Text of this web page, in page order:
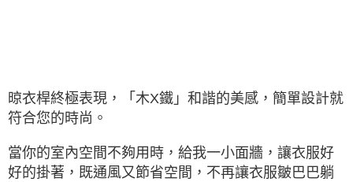
晾衣桿終極表現，「木X鐵」和諧的美感，簡單設計就
符合您的時尚。
當你的室內空間不夠用時，給我一小面牆，讓衣服好
好的掛著，既通風又節省空間，不再讓衣服皺巴巴躺